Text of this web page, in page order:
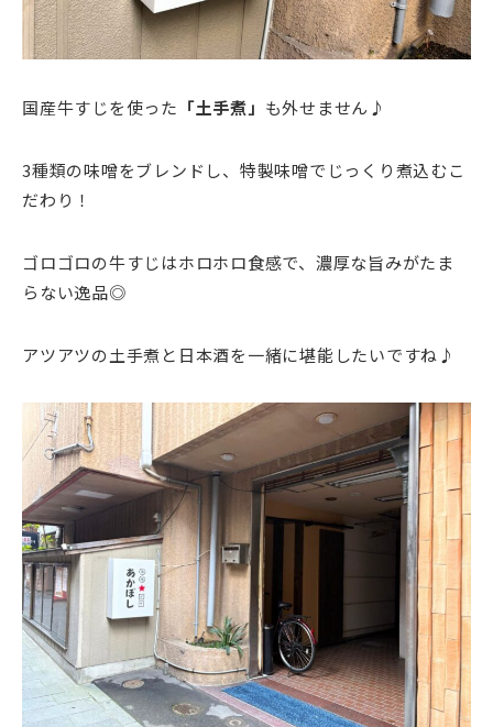
国産牛すじを使った 「土手煮」 も外せません♪
3種類の味噌をブレンドし、特製味噌でじっくり煮込むこ
だわり！
ゴロゴロの牛すじはホロホロ食感で、濃厚な旨みがたま
らない逸品◎
アツアツの土手煮と日本酒を一緒に堪能したいですね♪